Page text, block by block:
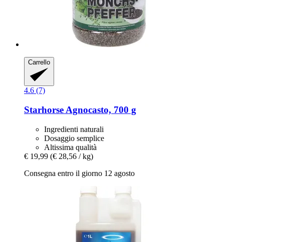
Carrello
4.6 (7)
Starhorse Agnocasto, 700 g
Ingredienti naturali
Dosaggio semplice
Altissima qualità
€ 19,99 (€ 28,56 / kg)
Consegna entro il giorno 12 agosto